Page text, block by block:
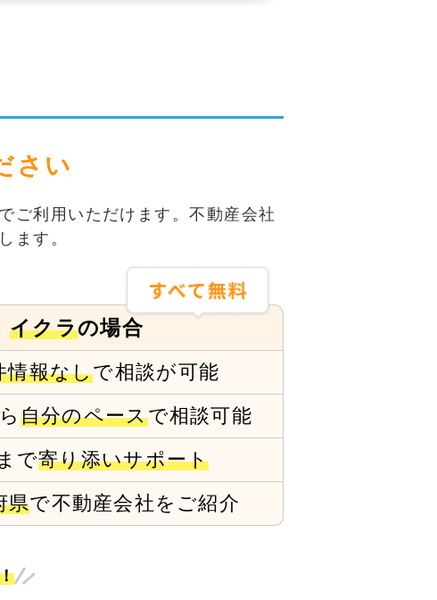
さい
ご利用いただけます。不動産会社
ます。
イクラの場合
情報なしで相談が可能
自分のペースで相談可能
で寄り添いサポート
県で不動産会社をご紹介